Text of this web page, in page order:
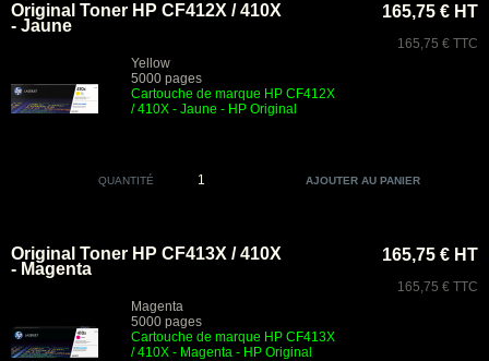
Original Toner HP CF412X / 410X
- Jaune
Yellow
5000 pages
Cartouche de marque HP CF412X
/ 410X - Jaune - HP Original
165,75 € HT
165,75 € TTC
QUANTITÉ
Original Toner HP CF413X / 410X
- Magenta
Magenta
5000 pages
Cartouche de marque HP CF413X
/ 410X - Magenta - HP Original
165,75 € HT
165,75 € TTC